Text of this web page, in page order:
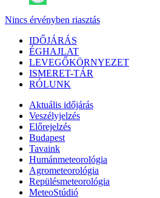
Nincs érvényben riasztás
IDŐJÁRÁS
ÉGHAJLAT
LEVEGŐKÖRNYEZET
ISMERET-TÁR
RÓLUNK
Aktuális időjárás
Veszélyjelzés
Előrejelzés
Budapest
Tavaink
Humánmeteorológia
Agrometeorológia
Repülésmeteorológia
MeteoStúdió